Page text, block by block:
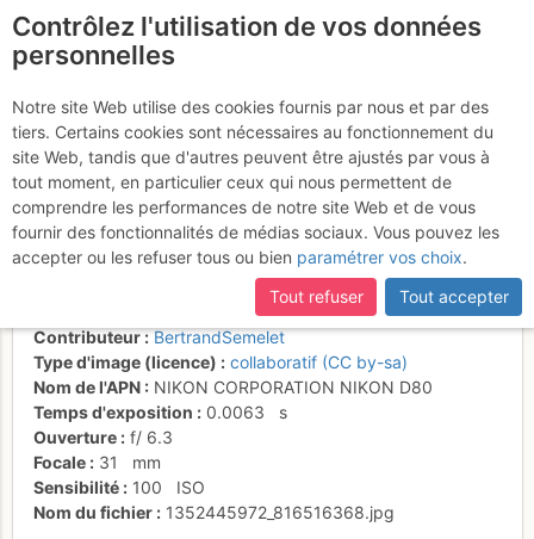
Coupe d'oeil vers le N,
on devine Stromboli à
l'horizon.
28 sept. 2012 18:17
Contributeur
BertrandSemelet
Type d'image (licence)
collaboratif (CC by-sa)
Nom de l'APN
NIKON CORPORATION NIKON D80
Temps d'exposition
0.0063
s
Ouverture
f/ 6.3
Focale
31
mm
Sensibilité
100
ISO
Nom du fichier
1352445972_816516368.jpg
Contrôlez l'utilisation de vos données
personnelles
Notre site Web utilise des cookies fournis par nous et par des
tiers. Certains cookies sont nécessaires au fonctionnement du
site Web, tandis que d'autres peuvent être ajustés par vous à
tout moment, en particulier ceux qui nous permettent de
comprendre les performances de notre site Web et de vous
fournir des fonctionnalités de médias sociaux. Vous pouvez les
accepter ou les refuser tous ou bien paramétrer vos choix.
Tout refuser
Tout accepter